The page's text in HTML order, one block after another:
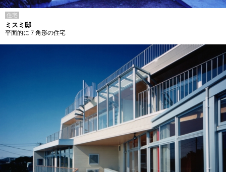
住宅
ミスミ邸
平面的に７角形の住宅